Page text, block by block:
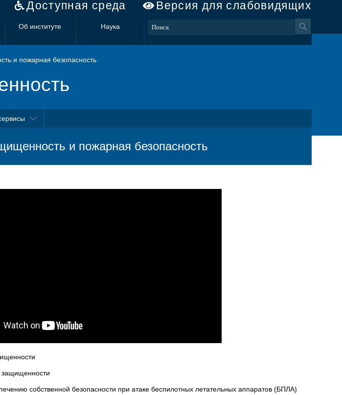
Доступная среда Версия для слабовидящих
Об институте Наука
и пожарная безопасность
и пожарная безопасность
защищенности
собственной безопасности при атаке беспилотных летательных аппаратов (БПЛА)